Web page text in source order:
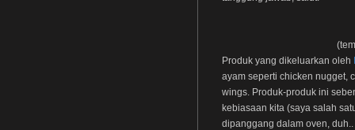
Produk yang dikeluarkan oleh
ayam seperti chicken nugget,
wings. Produk-produk ini
kebiasaan kita (saya salah
dipanggang dalam oven,